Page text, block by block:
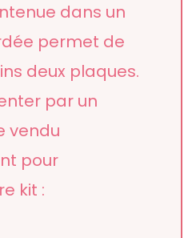
dans un
permet de
deux plaques.
par un
vendu
pour
kit :